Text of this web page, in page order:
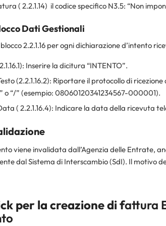
( 2.2.1.14) il codice specifico N3.5: “Non
Dati Gestionali
2.2.1.16 per ogni dichiarazione d’intento
Inserire la dicitura “INTENTO”.
(2.2.1.16.2): Riportare il protocollo di
o “/” (esempio: 08060120341234567-000001).
( 2.2.1.16.4): Indicare la data della ricevuta
viene invalidata dall’Agenzia delle Entrate,
dal Sistema di Interscambio (SdI). Il motivo
per la creazione di fattura